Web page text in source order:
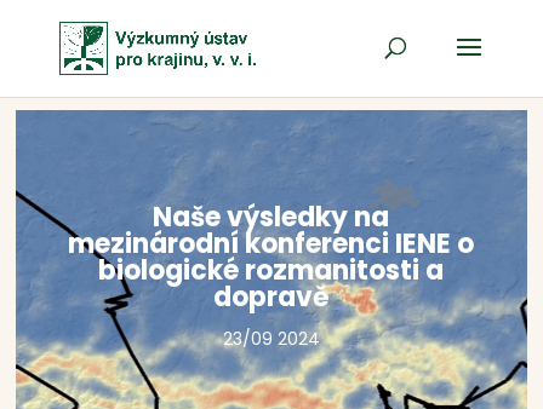
Naše výsledky na
mezinárodní konferenci IENE o
biologické rozmanitosti a
dopravě
23/09 2024